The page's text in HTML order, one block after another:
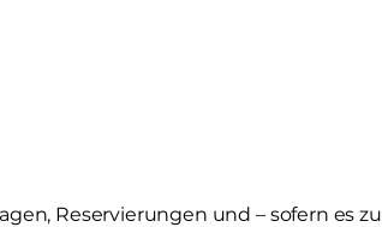
Reservierungen und – sofern es zu